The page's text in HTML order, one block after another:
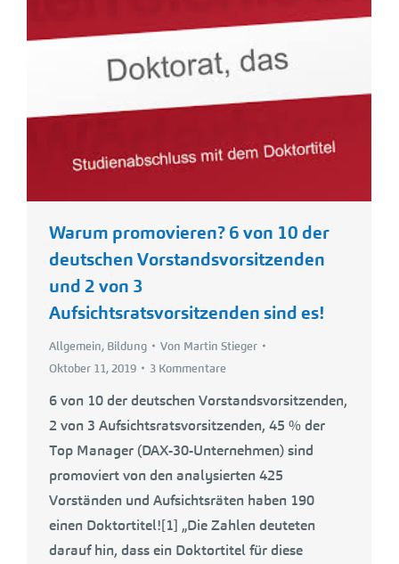
Warum promovieren? 6 von 10 der
deutschen Vorstandsvorsitzenden
und 2 von 3
Aufsichtsratsvorsitzenden sind es!
Allgemein, Bildung Von Martin Stieger
Oktober 11, 2019
3 Kommentare
6 von 10 der deutschen Vorstandsvorsitzenden,
2 von 3 Aufsichtsratsvorsitzenden, 45 % der
Top Manager (DAX-30-Unternehmen) sind
promoviert von den analysierten 425
Vorständen und Aufsichtsräten haben 190
einen Doktortitel![1] „Die Zahlen deuteten
darauf hin, dass ein Doktortitel für diese